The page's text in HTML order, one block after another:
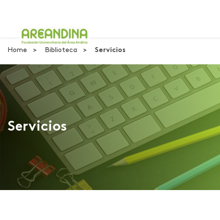
Home Biblioteca Servicios
Servicios